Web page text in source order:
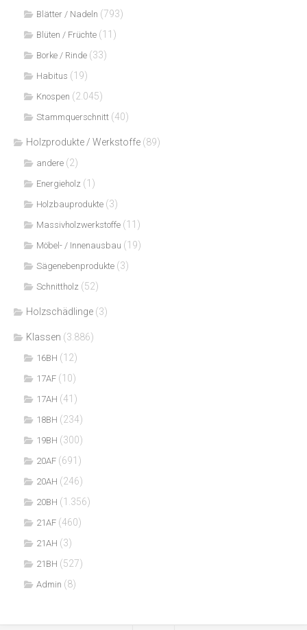
Blätter / Nadeln (793)
Blüten / Früchte (11)
Borke / Rinde (33)
Habitus (19)
Knospen (2.045)
Stammquerschnitt (40)
Holzprodukte / Werkstoffe (89)
andere (2)
Energieholz (1)
Holzbauprodukte (3)
Massivholzwerkstoffe (11)
Möbel- / Innenausbau (19)
Sägenebenprodukte (3)
Schnittholz (52)
Holzschädlinge (3)
Klassen (3.886)
16BH (12)
17AF (10)
17AH (41)
18BH (234)
19BH (300)
20AF (691)
20AH (246)
20BH (1.356)
21AF (460)
21AH (3)
21BH (527)
Admin (8)